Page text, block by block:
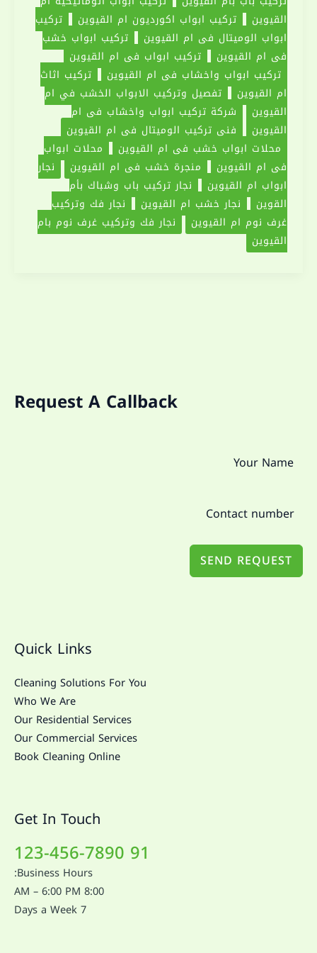
القيوين
تركيب ابواب اكورديون ام القيوين
تركيب
ابواب الوميتال في ام القيوين
تركيب ابواب خشب
في ام القيوين
تركيب ابواب في ام القيوين
تركيب ابواب واخشاب في ام القيوين
تركيب اثاث
ام القيوين
تفصيل وتركيب الابواب الخشب في ام
القيوين
شركة تركيب ابواب واخشاب في ام
القيوين
فني تركيب الوميتال في ام القيوين
محلات ابواب خشب في ام القيوين
محلات ابواب
في ام القيوين
منجرة خشب فى ام القيوين
نجار
ابواب ام القيوين
نجار تركيب باب وشباك بأم
القوين
نجار خشب ام القيوين
نجار فك وتركيب
غرف نوم ام القيوين
نجار فك وتركيب غرف نوم بام
القيوين
Request A Callback
SEND REQUEST
Quick Links
Cleaning Solutions For You
Who We Are
Our Residential Services
Our Commercial Services
Book Cleaning Online
Get In Touch
91 123-456-7890
Business Hours:
8:00 AM – 6:00 PM
7 Days a Week